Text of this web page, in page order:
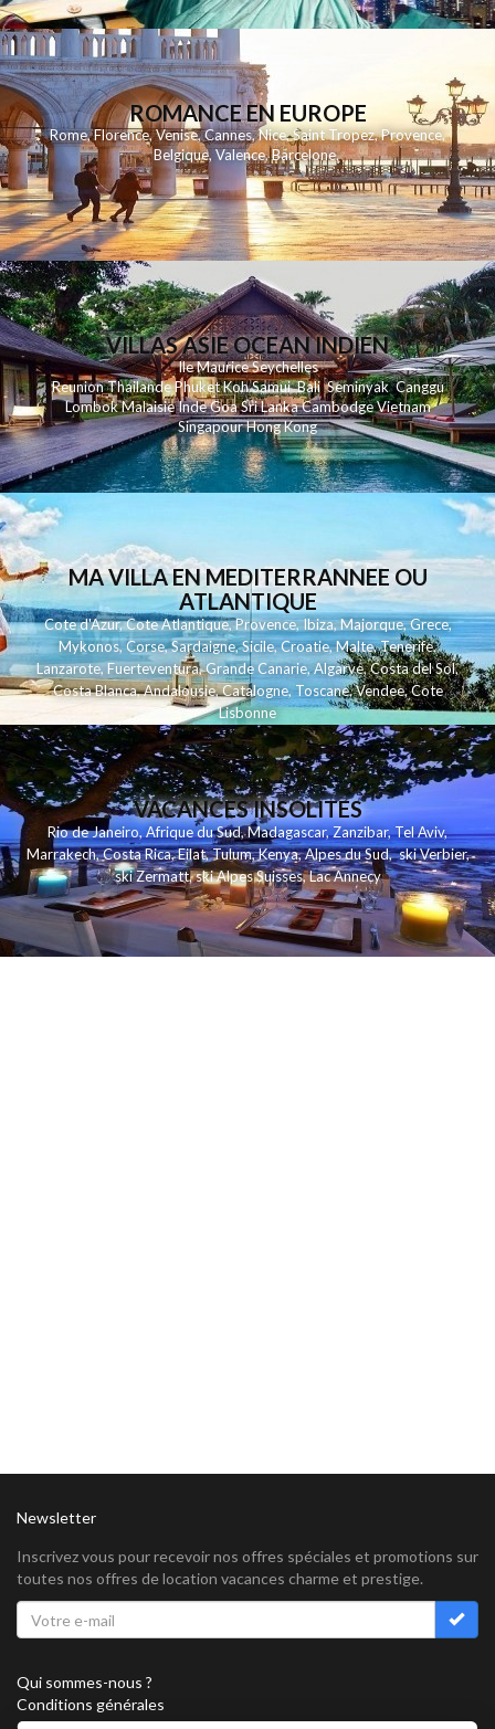
ROMANCE EN EUROPE
Rome,Florence,Venise,Cannes,Nice,Saint Tropez,Provence,
Belgique,Valence,Barcelone,
VILLAS ASIE OCEAN INDIEN
Ile MauriceSeychelles
ReunionThailandePhuketKohSamui Bali SeminyakCanggu
LombokMalaisieIndeGoaSri LankaCambodgeVietnam
SingapourHong Kong
MA VILLA EN MEDITERRANNEE OU
ATLANTIQUE
Cote d'Azur,Cote Atlantique,Provence,Ibiza,Majorque,Grece,
Mykonos,Corse,Sardaigne,Sicile,Croatie,Malte,Tenerife,
Lanzarote,Fuerteventura,Grande Canarie,Algarve,Costa del Sol,
Costa Blanca,Andalousie,Catalogne,Toscane,Vendee,Cote
Lisbonne
VACANCES INSOLITES
Rio de Janeiro,Afrique du Sud,Madagascar,Zanzibar,Tel Aviv,
Marrakech,Costa Rica,Eilat,Tulum,Kenya,Alpes du Sud,ski Verbier,
ski Zermatt,ski Alpes Suisses,Lac Annecy
Newsletter
Inscrivez vous pour recevoir nos offres spéciales et promotions sur
toutes nos offres de location vacances charme et prestige.
Qui sommes-nous ?
Conditions générales